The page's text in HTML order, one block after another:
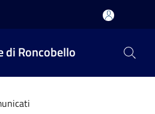
di Roncobello